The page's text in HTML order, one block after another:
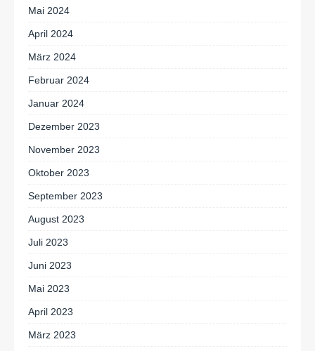
Mai 2024
April 2024
März 2024
Februar 2024
Januar 2024
Dezember 2023
November 2023
Oktober 2023
September 2023
August 2023
Juli 2023
Juni 2023
Mai 2023
April 2023
März 2023